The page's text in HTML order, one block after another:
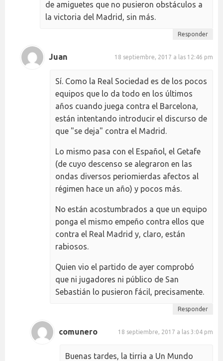
de amiguetes que no pusieron obstáculos a
la victoria del Madrid, sin más.
Responder
Juan 18 septiembre, 2017 a las 12:46 pm
Sí. Como la Real Sociedad es de los pocos
equipos que lo da todo en los últimos
años cuando juega contra el Barcelona,
están intentando introducir el discurso de
que "se deja" contra el Madrid.
Lo mismo pasa con el Español, el Getafe
(de cuyo descenso se alegraron en las
ondas diversos periomierdas afectos al
régimen hace un año) y pocos más.
No están acostumbrados a que un equipo
ponga el mismo empeño contra ellos que
contra el Real Madrid y, claro, están
rabiosos.
Quien vio el partido de ayer comprobó
que ni jugadores ni público de San
Sebastián lo pusieron fácil, precisamente.
Responder
comunero 18 septiembre, 2017 a las 3:04 pm
Buenas tardes, la tirria a Un Mundo